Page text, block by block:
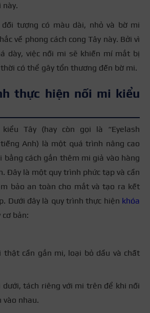
này.
đối tượng có màu dài, nhỏ và bờ mi
về phong cách cong Tây này. Bởi vì
dày, việc nối mi sẽ khiến mí mắt bị
có thể gây tổn thương đến bờ mi.
thực hiện nối mi kiểu
Tây (hay còn gọi là “Eyelash
Anh) là một quá trình nâng cao
bằng cách gắn thêm mi giả vào hàng
Đây là một quy trình phức tạp và cần
bảo an toàn cho mắt và tạo ra kết
Dưới đây là quy trình thực hiện khóa
cơ bản:
thật cần gắn mi, loại bỏ dầu và chất
dưới, tách riêng với mi trên để khi nối
vào nhau.